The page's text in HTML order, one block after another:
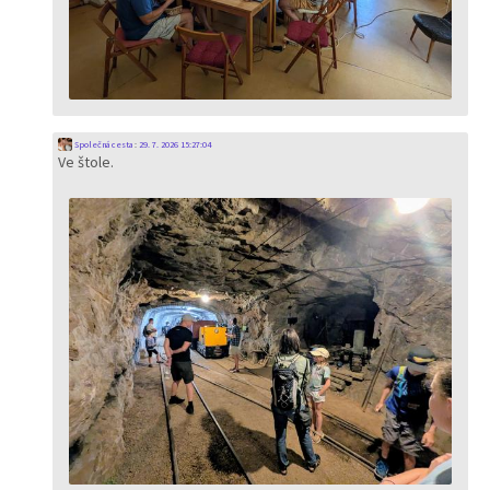
Společná cesta: 29. 7. 2026 15:27:04
Ve štole.